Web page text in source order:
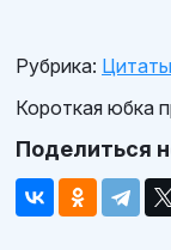
Рубрика:
Короткая юбка
Поделиться